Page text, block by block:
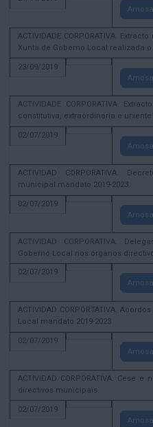
ACTIVIDADE CORPORATIVA.
Xunta de Goberno Local realizada
23/09/2019
ACTIVIDADE CORPORATIVA.
constitutiva, extraordinaria e
02/07/2019
ACTIVIDAD CORPORATIVA.
municipal mandato 2019-2023.
02/07/2019
ACTIVIDAD CORPORATIVA.
Goberno Local nos órganos
02/07/2019
ACTIVIDAD CORPORTATIVA.
Local mandato 2019-2023
02/07/2019
ACTIVIDAD CORPORATIVA. Cese
directivos municipais.
02/07/2019